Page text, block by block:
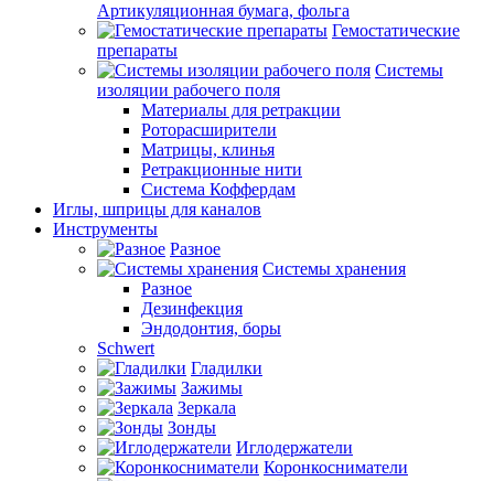
Артикуляционная бумага, фольга
Гемостатические
препараты
Системы
изоляции рабочего поля
Материалы для ретракции
Роторасширители
Матрицы, клинья
Ретракционные нити
Система Коффердам
Иглы, шприцы для каналов
Инструменты
Разное
Системы хранения
Разное
Дезинфекция
Эндодонтия, боры
Schwert
Гладилки
Зажимы
Зеркала
Зонды
Иглодержатели
Коронкосниматели